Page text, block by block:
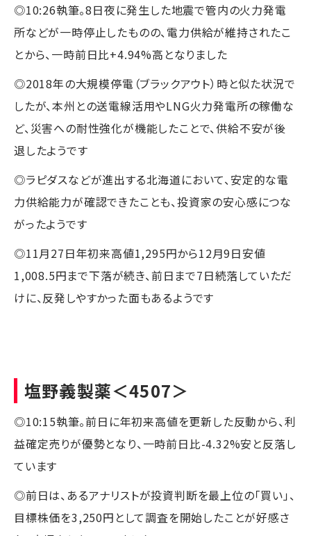
◎10:26執筆。8日夜に発生した地震で管内の火力発電
所などが一時停止したものの、電力供給が維持されたこ
とから、一時前日比+4.94%高となりました
◎2018年の大規模停電（ブラックアウト）時と似た状況で
したが、本州との送電線活用やLNG火力発電所の稼働な
ど、災害への耐性強化が機能したことで、供給不安が後
退したようです
◎ラピダスなどが進出する北海道において、安定的な電
力供給能力が確認できたことも、投資家の安心感につな
がったようです
◎11月27日年初来高値1,295円から12月9日安値
1,008.5円まで下落が続き、前日まで7日続落していただ
けに、反発しやすかった面もあるようです
塩野義製薬＜4507＞
◎10:15執筆。前日に年初来高値を更新した反動から、利
益確定売りが優勢となり、一時前日比-4.32%安と反落し
ています
◎前日は、あるアナリストが投資判断を最上位の「買い」、
目標株価を3,250円として調査を開始したことが好感さ